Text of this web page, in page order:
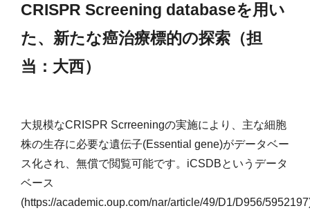
CRISPR Screening databaseを用い
た、新たな癌治療標的の探索（担
当：大西）
大規模なCRISPR Scrreeningの実施により、主な細胞
株の生存に必要な遺伝子(Essential gene)がデータベー
ス化され、無償で閲覧可能です。iCSDBというデータ
ベース
(https://academic.oup.com/nar/article/49/D1/D956/